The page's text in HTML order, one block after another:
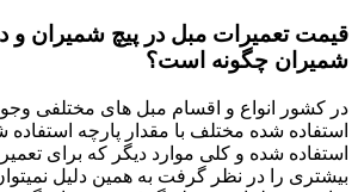
قیمت تعمیرات مبل در پیچ شمیران و
شمیران چگونه است؟
در کشور انواع و اقسام مبل های مختلفی
استفاده شده مختلف با مقدار پارچه
استفاده شده و کلی موارد دیگر که برای تعمیر
بیشتری را در نظر گرفت به همین دلیل